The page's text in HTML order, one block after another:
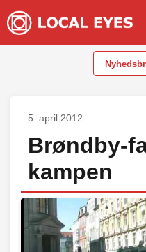
5. april 2012
Brøndby-
kampen